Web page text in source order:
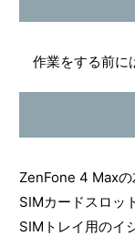
作業をする前に
ZenFone 4 Maxの
SIMカードスロッ
SIMトレイ用のイ